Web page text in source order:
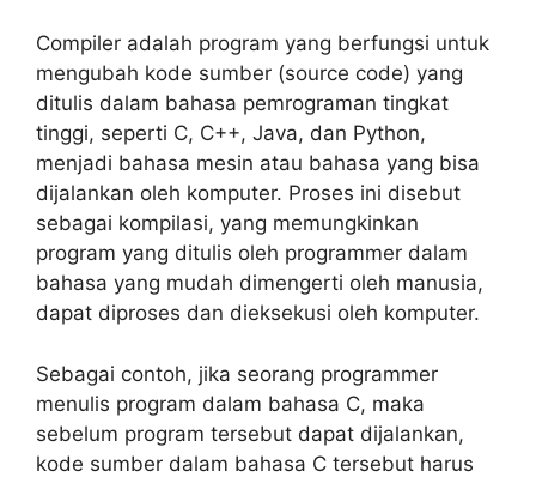
Compiler adalah program yang berfungsi untuk
mengubah kode sumber (source code) yang
ditulis dalam bahasa pemrograman tingkat
tinggi, seperti C, C++, Java, dan Python,
menjadi bahasa mesin atau bahasa yang bisa
dijalankan oleh komputer. Proses ini disebut
sebagai kompilasi, yang memungkinkan
program yang ditulis oleh programmer dalam
bahasa yang mudah dimengerti oleh manusia,
dapat diproses dan dieksekusi oleh komputer.
Sebagai contoh, jika seorang programmer
menulis program dalam bahasa C, maka
sebelum program tersebut dapat dijalankan,
kode sumber dalam bahasa C tersebut harus